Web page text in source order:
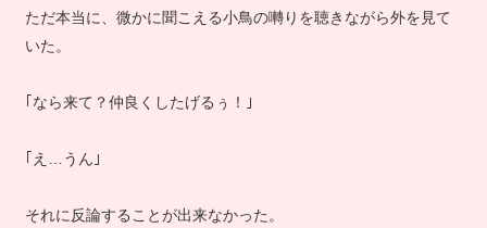
ただ本当に、微かに聞こえる小鳥の囀りを聴きながら外を見て
いた。
｢なら来て？仲良くしたげるぅ！｣
｢え…うん｣
それに反論することが出来なかった。